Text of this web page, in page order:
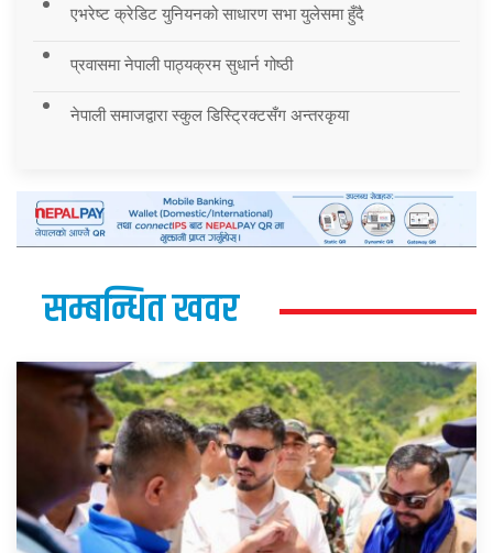
एभरेष्ट क्रेडिट युनियनको साधारण सभा युलेसमा हुँदै
प्रवासमा नेपाली पाठ्यक्रम सुधार्न गोष्ठी
नेपाली समाजद्वारा स्कुल डिस्ट्रिक्टसँग अन्तरकृया
सम्बन्धित खवर